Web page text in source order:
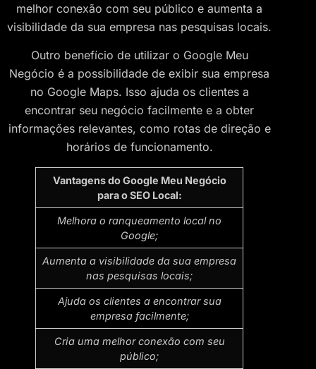
melhor conexão com seu público e aumenta a
visibilidade da sua empresa nas pesquisas locais.
Outro benefício de utilizar o Google Meu
Negócio é a possibilidade de exibir sua empresa
no Google Maps. Isso ajuda os clientes a
encontrar seu negócio facilmente e a obter
informações relevantes, como rotas de direção e
horários de funcionamento.
Vantagens do Google Meu Negócio
para o SEO Local:
Melhora o ranqueamento local no
Google;
Aumenta a visibilidade da sua empresa
nas pesquisas locais;
Ajuda os clientes a encontrar sua
empresa facilmente;
Cria uma melhor conexão com seu
público;